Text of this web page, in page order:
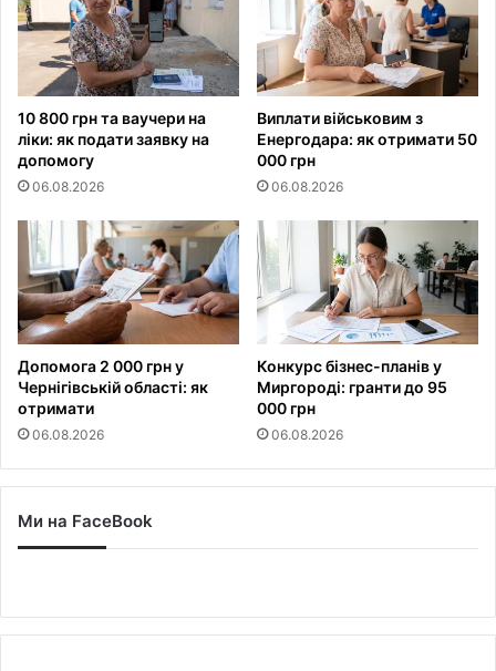
10 800 грн та ваучери на
ліки: як подати заявку на
допомогу
06.08.2026
Виплати військовим з
Енергодара: як отримати 50
000 грн
06.08.2026
Допомога 2 000 грн у
Чернігівській області: як
отримати
06.08.2026
Конкурс бізнес-планів у
Миргороді: гранти до 95
000 грн
06.08.2026
Ми на FaceBook